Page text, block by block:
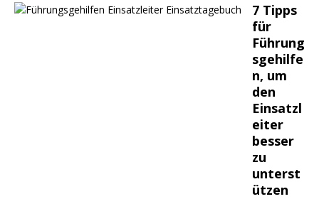
7 Tipps
für
Führung
sgehilfe
n, um
den
Einsatzl
eiter
besser
zu
unterst
ützen